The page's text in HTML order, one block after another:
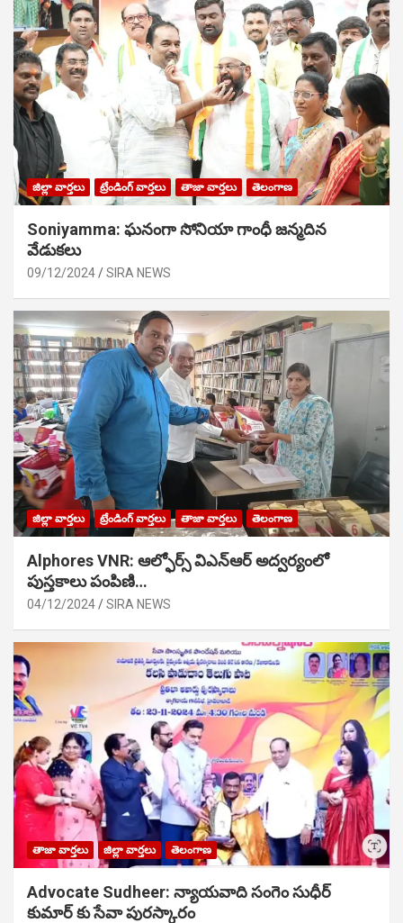
జిల్లా వార్తలు ట్రేండింగ్ వార్తలు తాజా వార్తలు తెలంగాణ
Soniyamma: ఘ‌నంగా సోనియా గాంధీ జ‌న్మ‌దిన
వేడుక‌లు
09/12/2024 SIRA NEWS
జిల్లా వార్తలు ట్రేండింగ్ వార్తలు తాజా వార్తలు తెలంగాణ
Alphores VNR: ఆల్ఫోర్స్ విఎన్ఆర్ అద్వర్యంలో
పుస్తకాలు పంపిణి…
04/12/2024 SIRA NEWS
తాజా వార్తలు జిల్లా వార్తలు తెలంగాణ
Advocate Sudheer: న్యాయవాది సంగెం సుధీర్
కుమార్ కు సేవా పురస్కారం